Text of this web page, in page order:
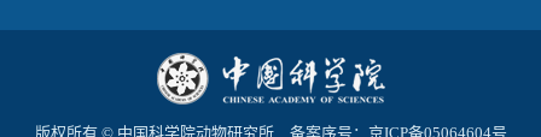
版权所有 © 中国科学院动物研究所 备案序号： 京ICP备05064604号